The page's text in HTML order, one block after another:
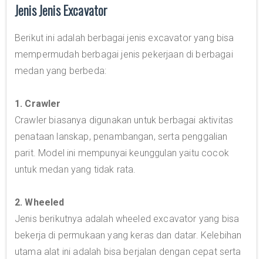
Jenis Jenis Excavator
Berikut ini adalah berbagai jenis excavator yang bisa
mempermudah berbagai jenis pekerjaan di berbagai
medan yang berbeda:
1. Crawler
Crawler biasanya digunakan untuk berbagai aktivitas
penataan lanskap, penambangan, serta penggalian
parit. Model ini mempunyai keunggulan yaitu cocok
untuk medan yang tidak rata.
2. Wheeled
Jenis berikutnya adalah wheeled excavator yang bisa
bekerja di permukaan yang keras dan datar. Kelebihan
utama alat ini adalah bisa berjalan dengan cepat serta